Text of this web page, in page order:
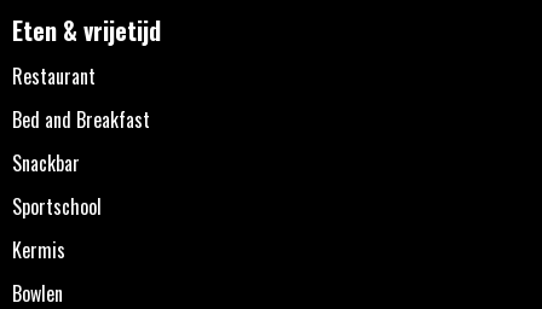
Eten & vrijetijd
Restaurant
Bed and Breakfast
Snackbar
Sportschool
Kermis
Bowlen